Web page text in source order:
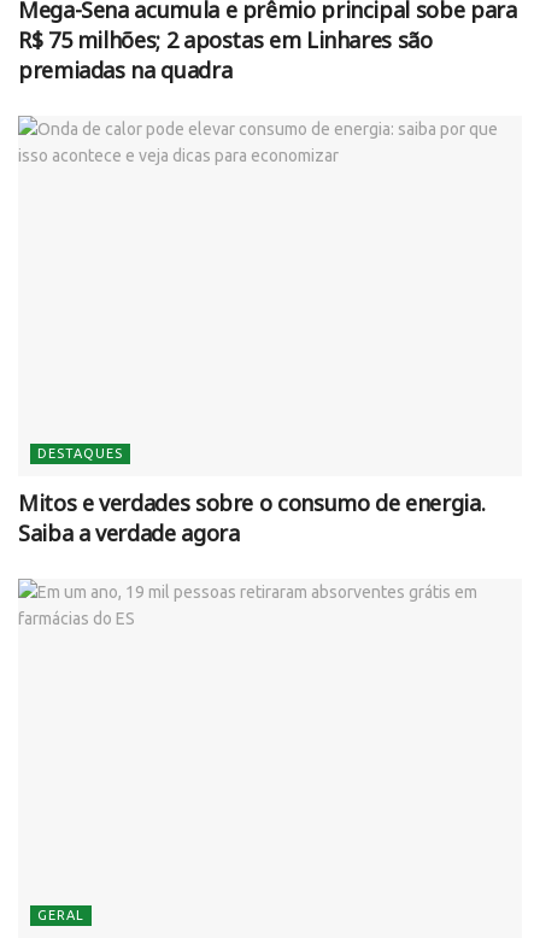
Mega-Sena acumula e prêmio principal sobe para
R$ 75 milhões; 2 apostas em Linhares são
premiadas na quadra
DESTAQUES
Mitos e verdades sobre o consumo de energia.
Saiba a verdade agora
GERAL